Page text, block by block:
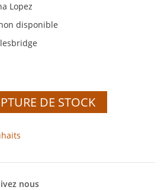
Lopez
disponible
DE STOCK
nous